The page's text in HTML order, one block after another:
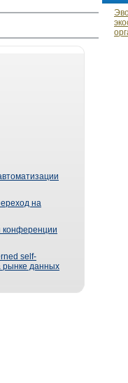
на
конференции
self-
рынке данных